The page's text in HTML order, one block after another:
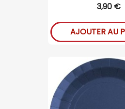
3,90 €
AJOUTER AU